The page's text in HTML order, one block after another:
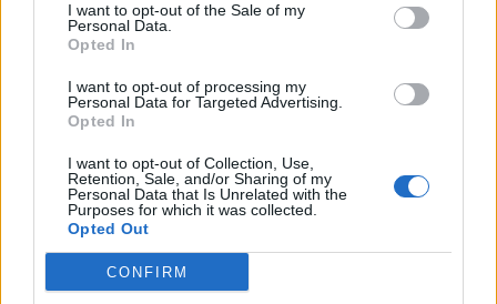
I want to opt-out of the Sale of my
Personal Data.
Opted In
I want to opt-out of processing my
Personal Data for Targeted Advertising.
Opted In
I want to opt-out of Collection, Use,
Retention, Sale, and/or Sharing of my
Personal Data that Is Unrelated with the
Purposes for which it was collected.
Opted Out
CONFIRM
Za sprawą Martina "Rekklesa" Larssona i Zdravetsa
"Hylissanga" Galabova, którzy pod szyldem Czarno-
Pomarańczowych spędzili większość swojej kariery,
organizacja może kojarzyć się z długoterminowymi
kontraktami i lojalnością wobec zawodników. W
przypadku środka oraz lasu sprawy wyglądają zupełnie
inaczej – roszady na tych pozycjach miały bowiem
miejsce stosunkowo często. Obecni gracze mają szansę
ustanowić nowy rekord w swoich rolach. Aktualnie
prym wiodą Enrique "xPeke" Martínez oraz Mads
"Broxah" Brock-Pedersen – obaj z trzyletnią historią